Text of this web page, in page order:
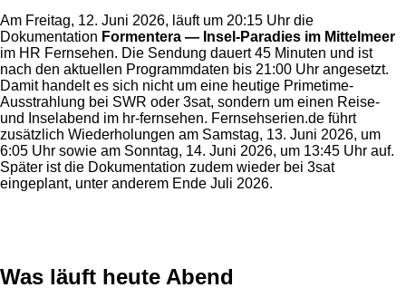
Am Freitag, 12. Juni 2026, läuft um 20:15 Uhr die
Dokumentation Formentera — Insel-Paradies im Mittelmeer
im HR Fernsehen. Die Sendung dauert 45 Minuten und ist
nach den aktuellen Programmdaten bis 21:00 Uhr angesetzt.
Damit handelt es sich nicht um eine heutige Primetime-
Ausstrahlung bei SWR oder 3sat, sondern um einen Reise-
und Inselabend im hr-fernsehen. Fernsehserien.de führt
zusätzlich Wiederholungen am Samstag, 13. Juni 2026, um
6:05 Uhr sowie am Sonntag, 14. Juni 2026, um 13:45 Uhr auf.
Später ist die Dokumentation zudem wieder bei 3sat
eingeplant, unter anderem Ende Juli 2026.
Was läuft heute Abend